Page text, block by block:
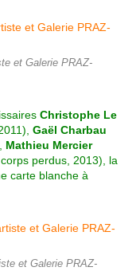
et Galerie PRAZ-
Christophe Le
Gaël Charbau
Mathieu Mercier
perdus, 2013), la
carte blanche à
et Galerie PRAZ-